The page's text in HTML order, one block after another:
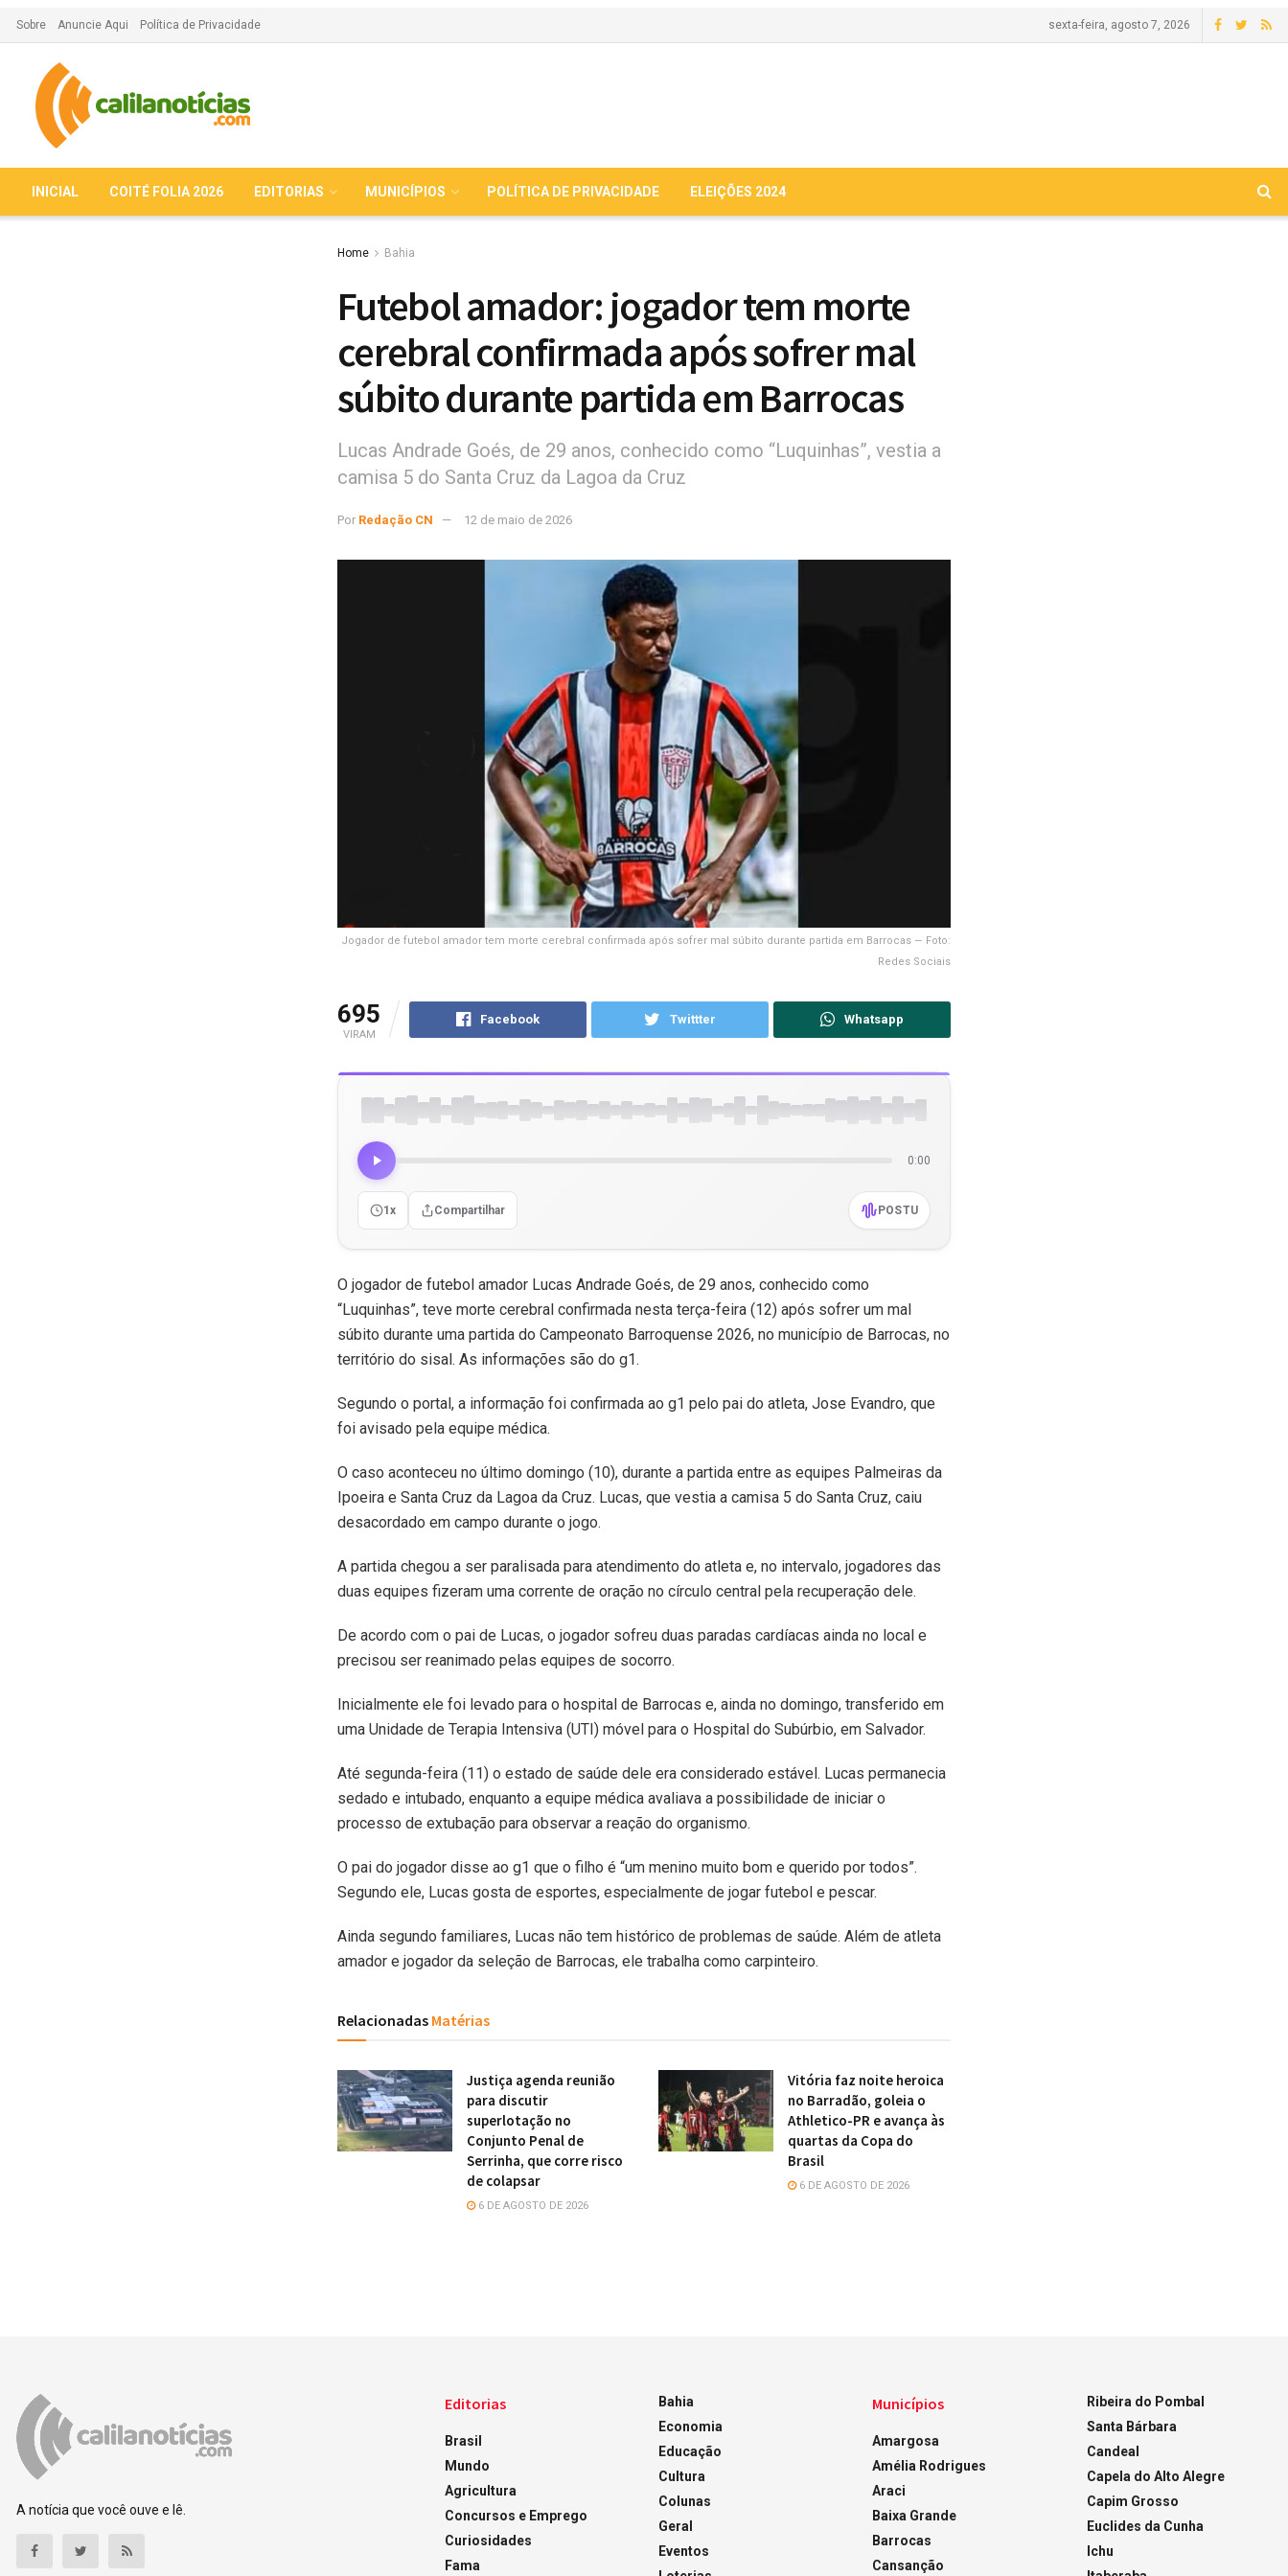
Sobre Anuncie Aqui Política de Privacidade sexta-feira, agosto 7, 2026
INICIAL COITÉ FOLIA 2026 EDITORIAS MUNICÍPIOS POLÍTICA DE PRIVACIDADE ELEIÇÕES 2024
Home Bahia
Futebol amador: jogador tem morte
cerebral confirmada após sofrer mal
súbito durante partida em Barrocas
Lucas Andrade Goés, de 29 anos, conhecido como “Luquinhas”, vestia a
camisa 5 do Santa Cruz da Lagoa da Cruz
Por Redação CN 12 de maio de 2026
Jogador de futebol amador tem morte cerebral confirmada após sofrer mal súbito durante partida em Barrocas — Foto:
Redes Sociais
695
VIRAM
Facebook Twittter Whatsapp
0:00
1x Compartilhar POSTU
O jogador de futebol amador Lucas Andrade Goés, de 29 anos, conhecido como
“Luquinhas”, teve morte cerebral confirmada nesta terça-feira (12) após sofrer um mal
súbito durante uma partida do Campeonato Barroquense 2026, no município de Barrocas, no
território do sisal. As informações são do g1.
Segundo o portal, a informação foi confirmada ao g1 pelo pai do atleta, Jose Evandro, que
foi avisado pela equipe médica.
O caso aconteceu no último domingo (10), durante a partida entre as equipes Palmeiras da
Ipoeira e Santa Cruz da Lagoa da Cruz. Lucas, que vestia a camisa 5 do Santa Cruz, caiu
desacordado em campo durante o jogo.
A partida chegou a ser paralisada para atendimento do atleta e, no intervalo, jogadores das
duas equipes fizeram uma corrente de oração no círculo central pela recuperação dele.
De acordo com o pai de Lucas, o jogador sofreu duas paradas cardíacas ainda no local e
precisou ser reanimado pelas equipes de socorro.
Inicialmente ele foi levado para o hospital de Barrocas e, ainda no domingo, transferido em
uma Unidade de Terapia Intensiva (UTI) móvel para o Hospital do Subúrbio, em Salvador.
Até segunda-feira (11) o estado de saúde dele era considerado estável. Lucas permanecia
sedado e intubado, enquanto a equipe médica avaliava a possibilidade de iniciar o
processo de extubação para observar a reação do organismo.
O pai do jogador disse ao g1 que o filho é “um menino muito bom e querido por todos”.
Segundo ele, Lucas gosta de esportes, especialmente de jogar futebol e pescar.
Ainda segundo familiares, Lucas não tem histórico de problemas de saúde. Além de atleta
amador e jogador da seleção de Barrocas, ele trabalha como carpinteiro.
Relacionadas Matérias
Justiça agenda reunião
para discutir
superlotação no
Conjunto Penal de
Serrinha, que corre risco
de colapsar
6 DE AGOSTO DE 2026
Vitória faz noite heroica
no Barradão, goleia o
Athletico-PR e avança às
quartas da Copa do
Brasil
6 DE AGOSTO DE 2026
A notícia que você ouve e lê.
Editorias
Brasil
Mundo
Agricultura
Concursos e Emprego
Curiosidades
Fama
Bahia
Economia
Educação
Cultura
Colunas
Geral
Eventos
Municípios
Amargosa
Amélia Rodrigues
Araci
Baixa Grande
Barrocas
Cansanção
Ribeira do Pombal
Santa Bárbara
Candeal
Capela do Alto Alegre
Capim Grosso
Euclides da Cunha
Ichu